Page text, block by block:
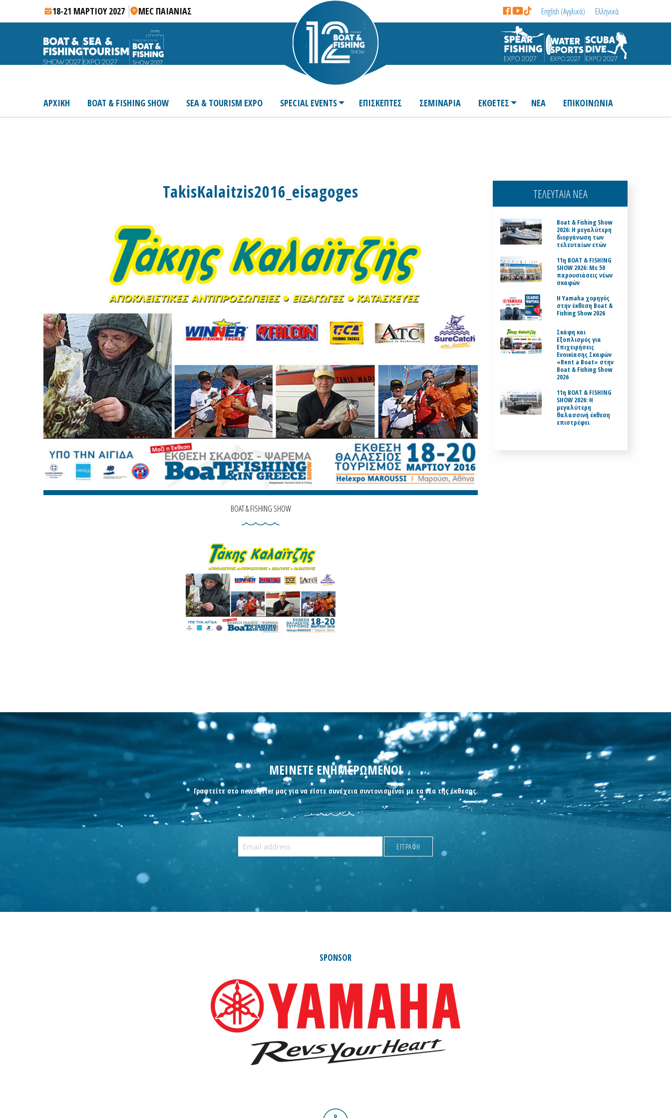
18-21 ΜΑΡΤΙΟΥ 2027 MEC ΠΑΙΑΝΙΑΣ English (Αγγλικά) Ελληνικά
ΑΡΧΙΚΗ BOAT & FISHING SHOW SEA & TOURISM EXPO SPECIAL EVENTS ΕΠΙΣΚΕΠΤΕΣ ΣΕΜΙΝΑΡΙΑ ΕΚΘΕΤΕΣ ΝΕΑ ΕΠΙΚΟΙΝΩΝΙΑ
TakisKalaitzis2016_eisagoges
BOAT & FISHING SHOW
ΤΕΛΕΥΤΑΙΑ ΝΕΑ
Boat & Fishing Show
2026: Η μεγαλύτερη
διοργάνωση των
τελευταίων ετών
11η BOAT & FISHING
SHOW 2026: Με 50
παρουσιάσεις νέων
σκαφών
H Yamaha χορηγός
στην έκθεση Boat &
Fishing Show 2026
Σκάφη και
Εξοπλισμός για
Επιχειρήσεις
Ενοικίασης Σκαφών
«Rent a Boat» στην
Boat & Fishing Show
2026
11η BOAT & FISHING
SHOW 2026: Η
μεγαλύτερη
θαλασσινή έκθεση
επιστρέφει
ΜΕΙΝΕΤΕ ΕΝΗΜΕΡΩΜΕΝΟΙ
Γραφτείτε στο newsletter μας για να είστε συνέχεια συντονισμένοι με τα νέα της έκθεσης.
SPONSOR